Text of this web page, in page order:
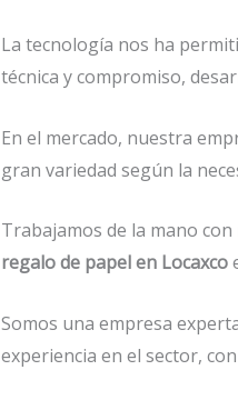
La tecnología nos ha
técnica y compromiso,
En el mercado, nuestra
gran variedad según la
Trabajamos de la mano
regalo de papel en Locaxco
Somos una empresa
experiencia en el sector,